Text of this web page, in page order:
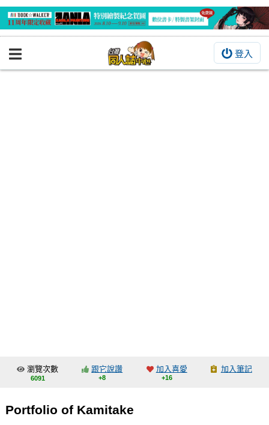
登入
BOOKY書集倉庫
交流中心
瀏覽次數
6091
跟它說讚
+8
加入喜愛
+16
加入筆記
Portfolio of Kamitake